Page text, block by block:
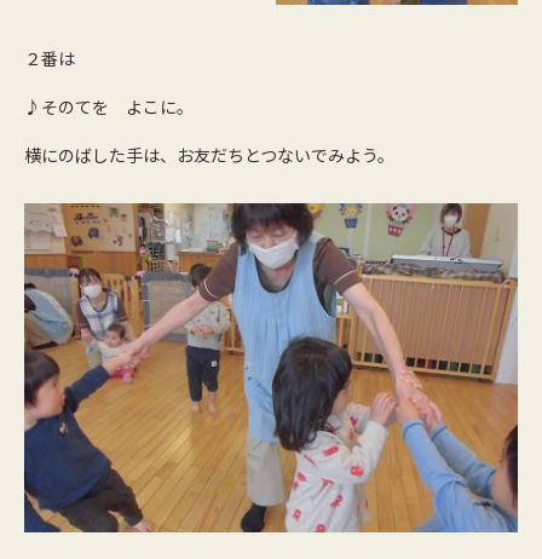
２番は
♪そのてを よこに。
横にのばした手は、お友だちとつないでみよう。